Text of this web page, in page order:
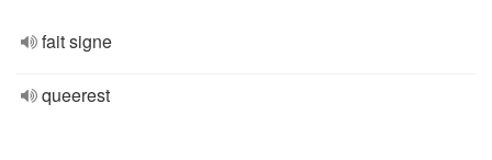
fait signe
queerest